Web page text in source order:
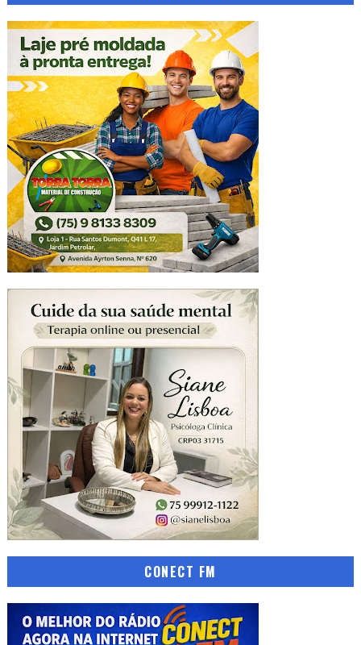
CONECT FM